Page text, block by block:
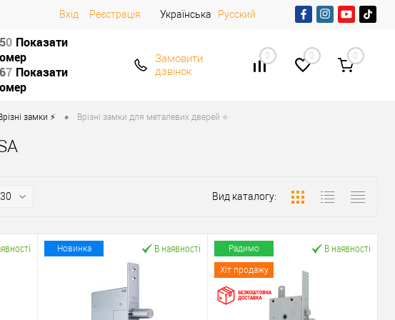
Вхід Реєстрація Українська Русский
50 Показати
67 Показати
Замовити
дзвінок
0 0 0
замки ⚡️ • Врізні замки для металевих дверей ⭐
Вид каталогу:
Новинка В наявності Радимо
Хіт продажу
В наявності